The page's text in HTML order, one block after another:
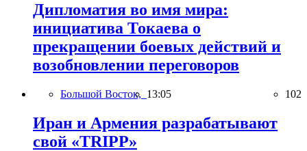
Дипломатия во имя мира:
инициатива Токаева о
прекращении боевых действий и
возобновлении переговоров
Большой Восток, 13:05 102
Иран и Армения разрабатывают
свой «TRIPP»